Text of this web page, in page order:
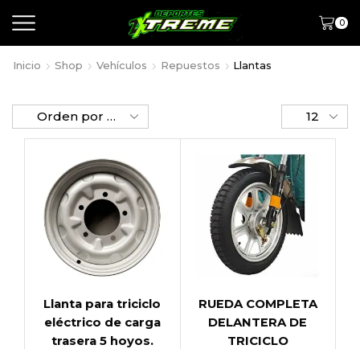
0
Inicio Shop Vehículos Repuestos Llantas
Llanta para triciclo
eléctrico de carga
trasera 5 hoyos.
RUEDA COMPLETA
DELANTERA DE
TRICICLO